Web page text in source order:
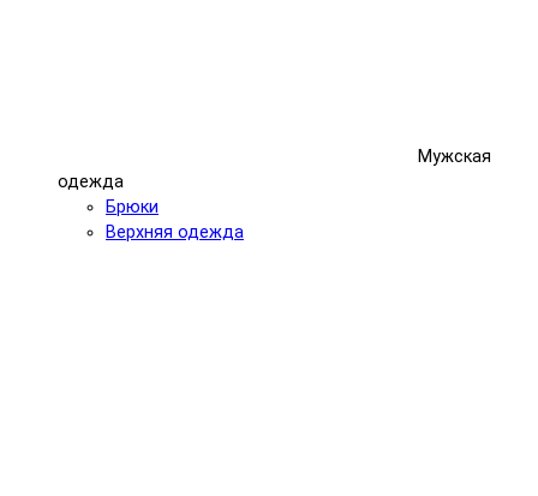
Мужская
одежда
Брюки
Верхняя одежда